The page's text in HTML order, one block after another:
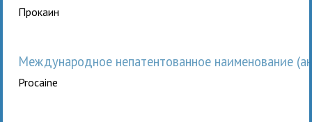
Прокаин
Международное непатентованное наименование
Procaine